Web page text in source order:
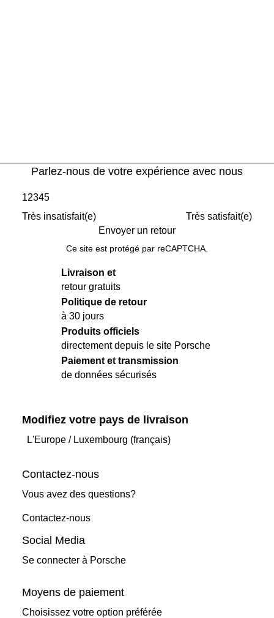
Parlez-nous de votre expérience avec nous
Très insatisfait(e)
12345
Très satisfait(e)
Envoyer un retour
Ce site est protégé par reCAPTCHA.
Livraison et
retour gratuits
Politique de retour
à 30 jours
Produits officiels
directement depuis le site Porsche
Paiement et transmission
de données sécurisés
Modifiez votre pays de livraison
L'Europe/ Luxembourg (français)
Contactez-nous
Vous avez des questions?
Contactez-nous
Social Media
Se connecter à Porsche
Moyens de paiement
Choisissez votre option préférée